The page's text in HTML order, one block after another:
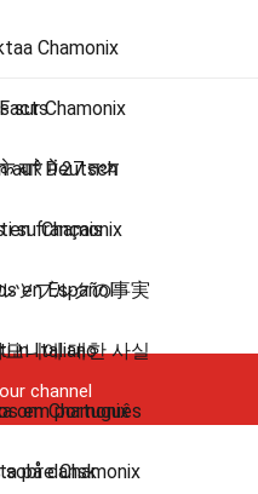
channel
Chamonix
Chamonix
बारे में 27 तथ्य
Chamonix
ブルクの事実
니에 대한 사실
Chamonix
Chamonix
Deutsch
français
en Español
Italiano
português
på dansk